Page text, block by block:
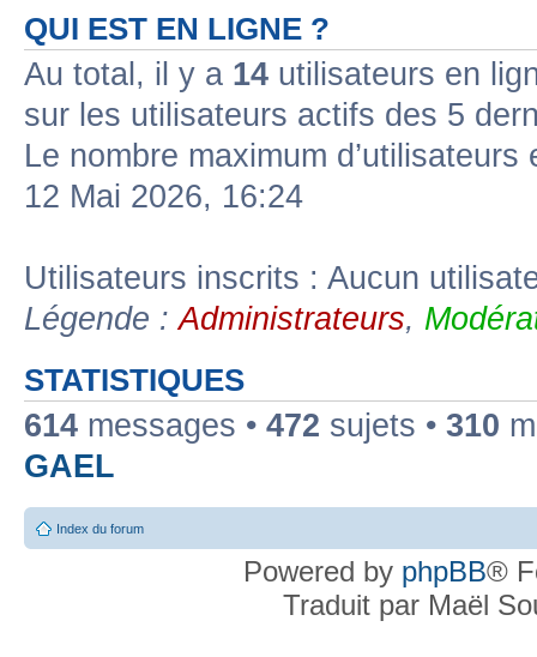
QUI EST EN LIGNE ?
Au total, il y a 14 utilisateurs en
sur les utilisateurs actifs des 5
Le nombre maximum
12 Mai 2026, 16:24
Utilisateurs inscrits : Aucun
Légende :Administrateurs,
STATISTIQUES
614 messages • 472 sujets • 310
GAEL
Index du forum
Powered by phpBB®
Traduit par Maël